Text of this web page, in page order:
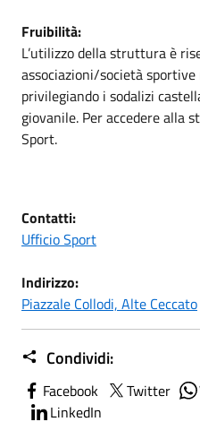
Fruibilità:
L’utilizzo della struttura è
associazioni/società
privilegiando i sodalizi
giovanile. Per accedere alla
Sport.
Contatti:
Ufficio Sport
Indirizzo:
Piazzale Collodi, Alte Ceccato
Condividi:
Facebook Twitter
LinkedIn